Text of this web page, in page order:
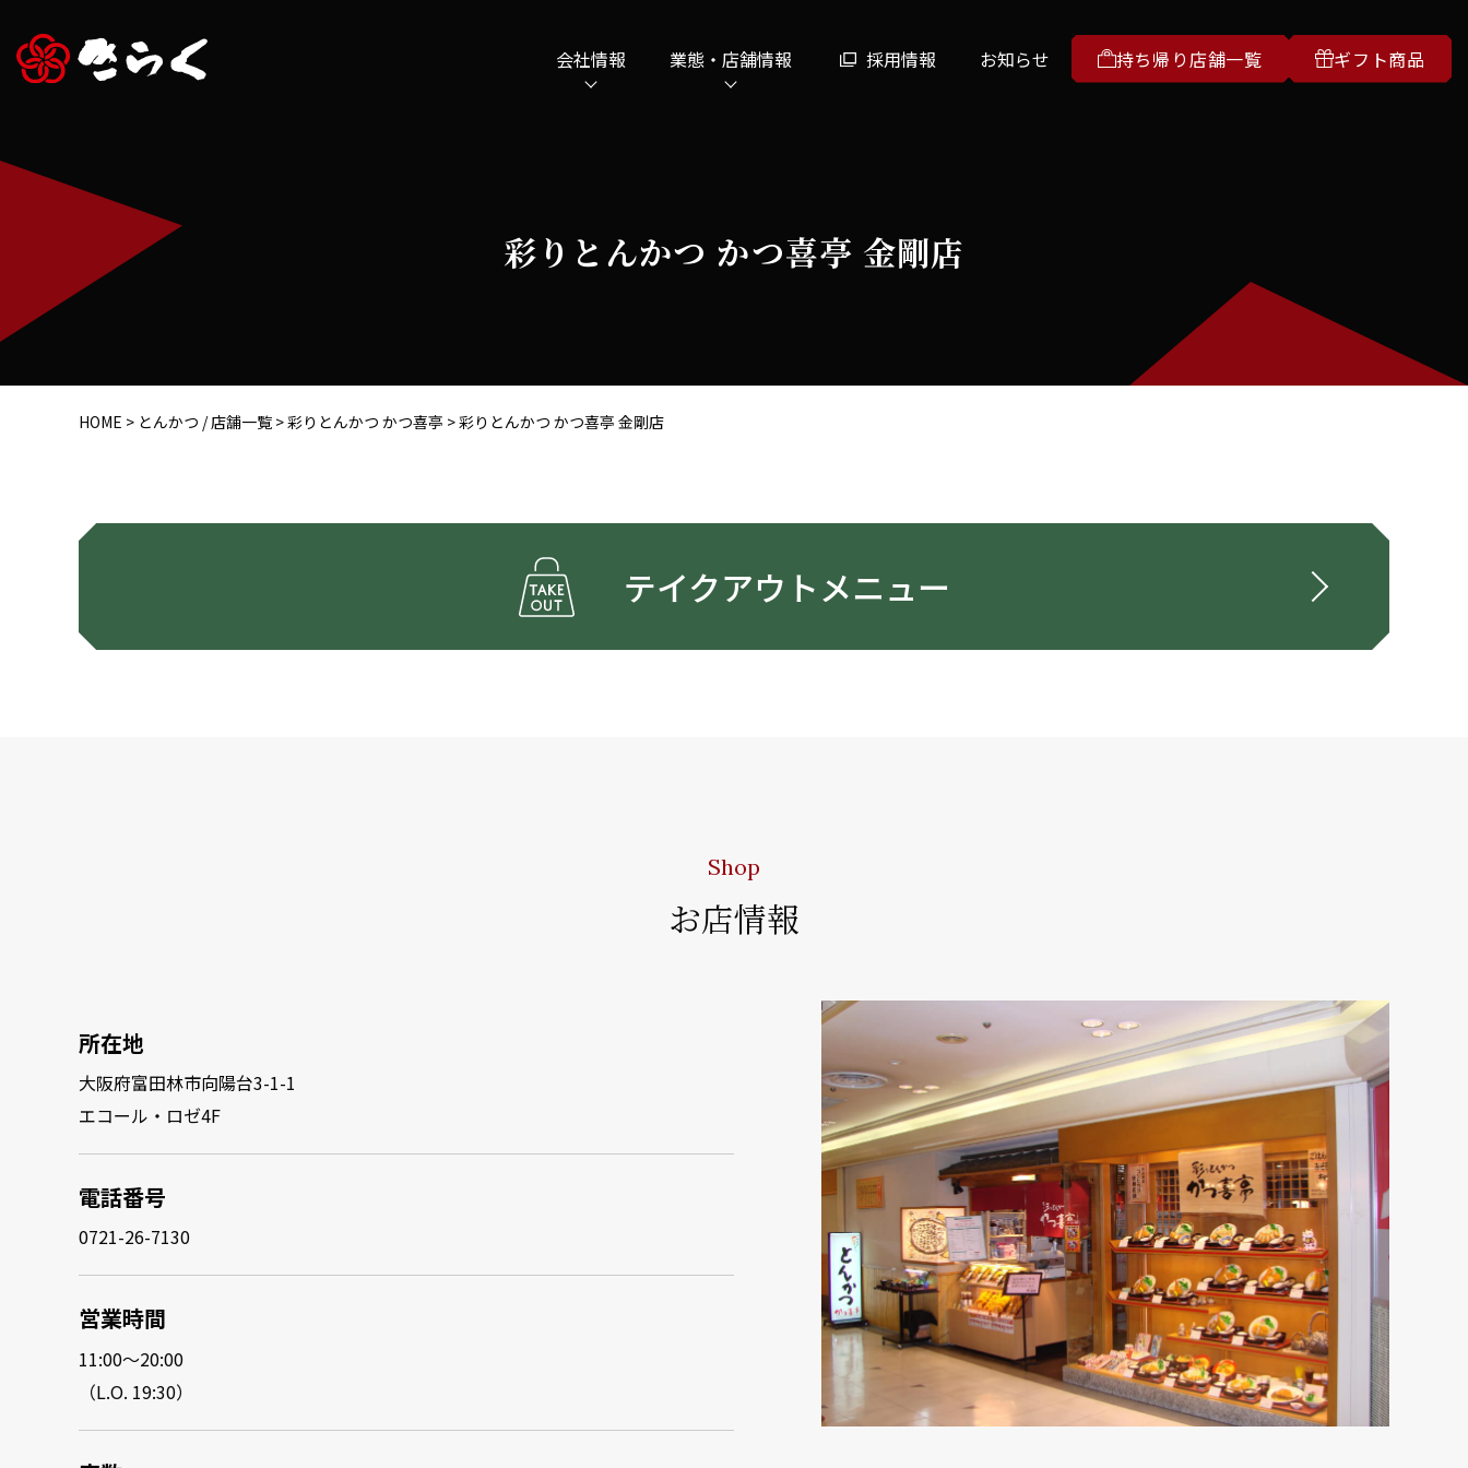
会社情報 業態・店舗情報 採用情報 お知らせ 持ち帰り店舗一覧 ギフト商品
彩りとんかつ かつ喜亭 金剛店
HOME > とんかつ / 店舗一覧 >彩りとんかつ かつ喜亭 >彩りとんかつ かつ喜亭 金剛店
テイクアウトメニュー
Shop
お店情報
所在地
大阪府富田林市向陽台3-1-1
エコール・ロゼ4F
電話番号
0721-26-7130
営業時間
11:00～20:00
（L.O. 19:30）